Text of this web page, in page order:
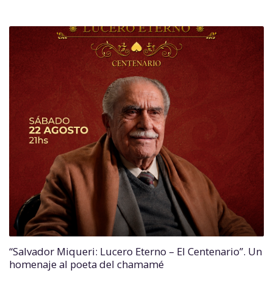
“Salvador Miqueri: Lucero Eterno – El Centenario”. Un
homenaje al poeta del chamamé